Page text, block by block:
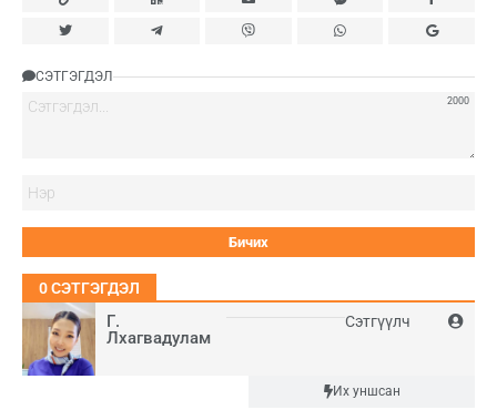
Г.
Лхагвадулам
Сэтгүүлч
Их уншсан
СЭТГЭГДЭЛ
2000
0СЭТГЭГДЭЛ